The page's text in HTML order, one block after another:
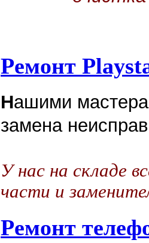
Ремонт
Нашими
замена
У нас на складе
части и
Ремонт